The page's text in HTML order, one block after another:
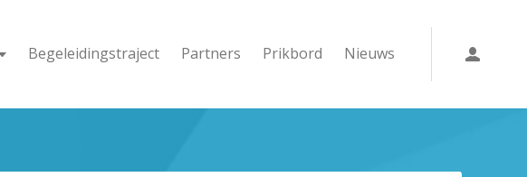
Begeleidingstraject Partners Prikbord Nieuws